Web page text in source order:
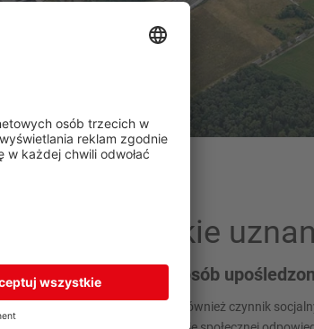
i wysokie
z warsztatami dla osób
rozwoju obejmuje również czynnik